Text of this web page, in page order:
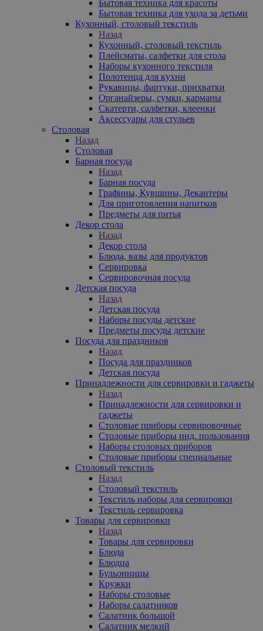
Бытовая техника для красоты
Бытовая техника для ухода за детьми
Кухонный, столовый текстиль
Назад
Кухонный, столовый текстиль
Плейсматы, салфетки для стола
Наборы кухонного текстиля
Полотенца для кухни
Рукавицы, фартуки, прихватки
Органайзеры, сумки, карманы
Скатерти, салфетки, клеенки
Аксессуары для стульев
Столовая
Назад
Столовая
Барная посуда
Назад
Барная посуда
Графины, Кувшины, Декантеры
Для приготовления напитков
Предметы для питья
Декор стола
Назад
Декор стола
Блюда, вазы для продуктов
Сервировка
Сервировочная посуда
Детская посуда
Назад
Детская посуда
Наборы посуды детские
Предметы посуды детские
Посуда для праздников
Назад
Посуда для праздников
Детская посуда
Принадлежности для сервировки и гаджеты
Назад
Принадлежности для сервировки и
гаджеты
Столовые приборы сервировочные
Столовые приборы инд. пользования
Наборы столовых приборов
Столовые приборы специальные
Столовый текстиль
Назад
Столовый текстиль
Текстиль наборы для сервировки
Текстиль сервировка
Товары для сервировки
Назад
Товары для сервировки
Блюда
Блюдца
Бульонницы
Кружки
Наборы столовые
Наборы салатников
Салатник большой
Салатник мелкий